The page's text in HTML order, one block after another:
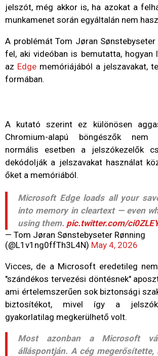
jelszót, még akkor is, ha azokat a
munkamenet során egyáltalán nem
A problémát Tom Jøran
fel, aki videóban is bemutatta, hogyan
az Edge memóriájából a jelszavakat,
formában.
A kutató szerint ez különösen
Chromium-alapú böngészők nem
normális esetben a jelszókezelők
dekódolják a jelszavakat használat
őket a memóriából.
Microsoft Edge loads all your
into memory in cleartext — even
using them. pic.twitter.com/
— Tom Jøran Sønstebyseter Rønning
(@L1v1ng0ffTh3L4N) May 4, 2026
Vicces, de a Microsoft eredetileg
"szándékos tervezési döntésnek"
ami értelemszerűen sok biztonsági
biztosítékot, mivel így a
gyakorlatilag megkerülhető volt.
Most azonban a Microsoft
álláspontján. A cég megerősítette,